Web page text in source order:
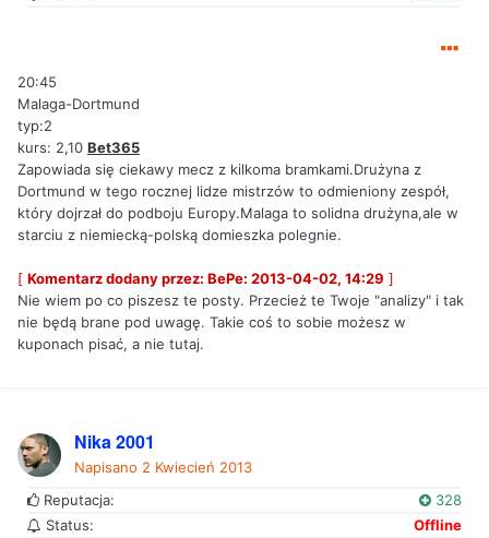
20:45
Malaga-Dortmund
typ:2
kurs: 2,10 Bet365
Zapowiada się ciekawy mecz z kilkoma bramkami.Drużyna z
Dortmund w tego rocznej lidze mistrzów to odmieniony zespół,
który dojrzał do podboju Europy.Malaga to solidna drużyna,ale w
starciu z niemiecką-polską domieszka polegnie.
[ Komentarz dodany przez: BePe: 2013-04-02, 14:29 ]
Nie wiem po co piszesz te posty. Przecież te Twoje "analizy" i tak
nie będą brane pod uwagę. Takie coś to sobie możesz w
kuponach pisać, a nie tutaj.
Nika 2001
Napisano 2 Kwiecień 2013
Reputacja:
328
Status:
Offline